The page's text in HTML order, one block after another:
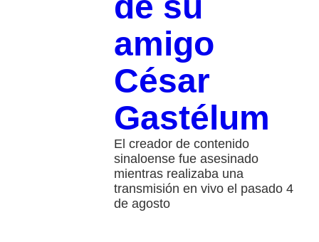
amigo
César
Gastélum
El creador de contenido
sinaloense fue asesinado
mientras realizaba una
transmisión en vivo el pasado 4
de agosto